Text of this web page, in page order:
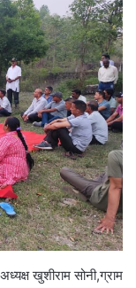
खुशीराम सोनी,ग्राम